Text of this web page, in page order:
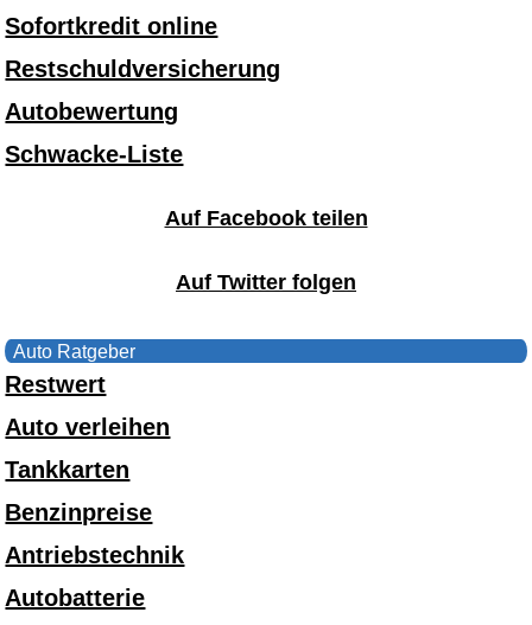
Sofortkredit online
Restschuldversicherung
Autobewertung
Schwacke-Liste
Auf Facebook teilen
Auf Twitter folgen
Auto Ratgeber
Restwert
Auto verleihen
Tankkarten
Benzinpreise
Antriebstechnik
Autobatterie